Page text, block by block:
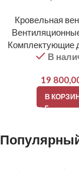
Кровельная
Комплектующие
В
19
В